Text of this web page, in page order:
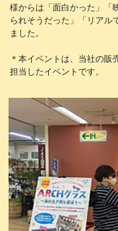
様からは「面白かった」「
られそうだった」「リアル
ました。
＊本イベントは、当社の販
担当したイベントです。